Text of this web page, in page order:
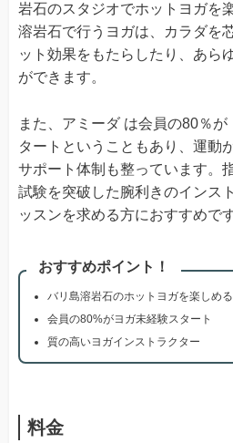
岩石のスタジオでホットヨガを
溶岩石で行うヨガは、カラダを
ット効果をもたらしたり、あら
ができます。
また、アミーダ は会員の80％
タートということもあり、運動
サポート体制も整っています。
試験を突破した腕利きのインス
ッスンを求める方におすすめです
おすすめポイント！
バリ島溶岩石のホットヨガを楽しめる
会員の80%がヨガ未経験スタート
質の高いヨガインストラクター
料金